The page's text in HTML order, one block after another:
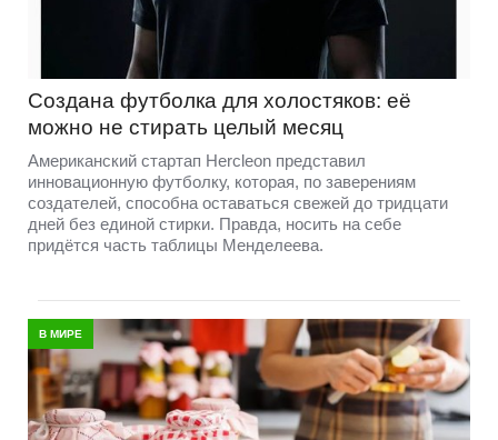
Создана футболка для холостяков: её
можно не стирать целый месяц
Американский стартап Hercleon представил
инновационную футболку, которая, по заверениям
создателей, способна оставаться свежей до тридцати
дней без единой стирки. Правда, носить на себе
придётся часть таблицы Менделеева.
В МИРЕ